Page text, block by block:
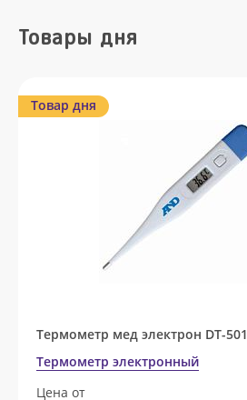
Товары дня
Товар дня
Термометр мед электрон DT-501
Термометр электронный
Цена от